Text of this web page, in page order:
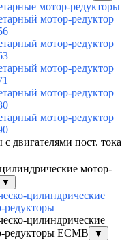
мотор-редукторы
мотор-редуктор
мотор-редуктор
мотор-редуктор
мотор-редуктор
мотор-редуктор
двигателями пост. тока
мотор-
▼
цилиндрические
редукторы
цилиндрические
редукторы ECMB
▼